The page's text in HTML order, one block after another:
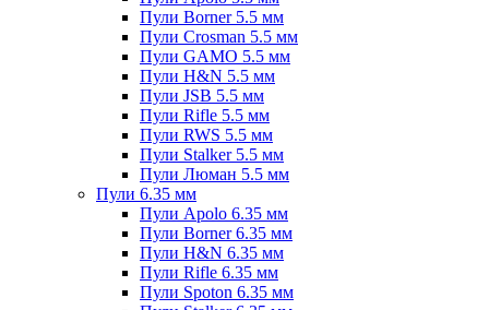
Пули Borner 5.5 мм
Пули Crosman 5.5 мм
Пули GAMO 5.5 мм
Пули H&N 5.5 мм
Пули JSB 5.5 мм
Пули Rifle 5.5 мм
Пули RWS 5.5 мм
Пули Stalker 5.5 мм
Пули Люман 5.5 мм
Пули 6.35 мм
Пули Apolo 6.35 мм
Пули Borner 6.35 мм
Пули H&N 6.35 мм
Пули Rifle 6.35 мм
Пули Spoton 6.35 мм